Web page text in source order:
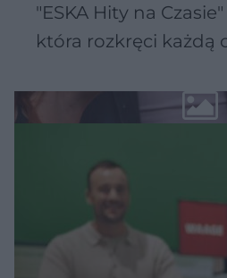
"ESKA Hity na
która rozkręci każdą